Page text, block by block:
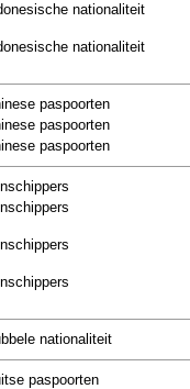
nationaliteit
nationaliteit
paspoorten
paspoorten
paspoorten
nationaliteit
paspoorten